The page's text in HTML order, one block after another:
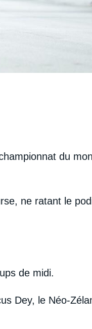
du
ne ratant le
de midi.
Dey, le Néo-